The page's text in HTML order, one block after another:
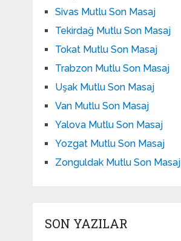
Sivas Mutlu Son Masaj
Tekirdağ Mutlu Son Masaj
Tokat Mutlu Son Masaj
Trabzon Mutlu Son Masaj
Uşak Mutlu Son Masaj
Van Mutlu Son Masaj
Yalova Mutlu Son Masaj
Yozgat Mutlu Son Masaj
Zonguldak Mutlu Son Masaj
SON YAZILAR